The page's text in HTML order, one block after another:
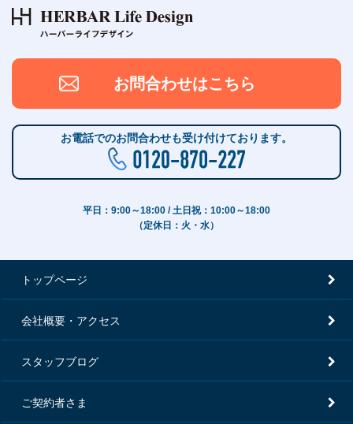
お問合わせはこちら
お電話でのお問合わせも受け付けております。
平日：9:00～18:00 / 土日祝：10:00～18:00
（定休日：火・水）
トップページ
会社概要・アクセス
スタッフブログ
ご契約者さま